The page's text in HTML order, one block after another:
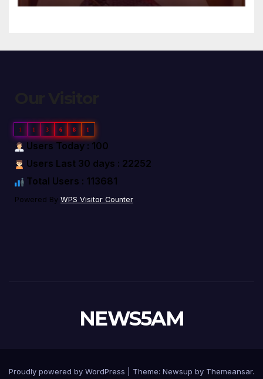
1 1 3 6 8 1
Users Today : 100
Users Last 30 days : 22252
Total Users : 113681
Powered By WPS Visitor Counter
NEWS5AM
Proudly powered by WordPress Theme: Newsup by Themeansar.